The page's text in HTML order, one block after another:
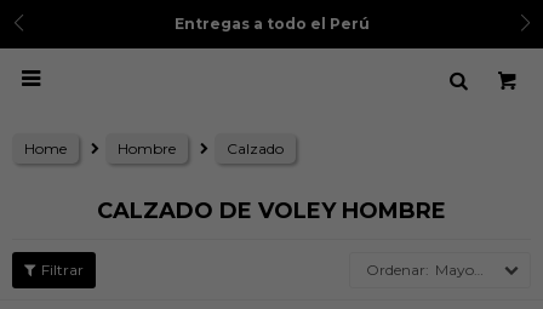
Entregas a todo el Perú

Home Hombre Calzado
CALZADO DE VOLEY HOMBRE
Mayor precio